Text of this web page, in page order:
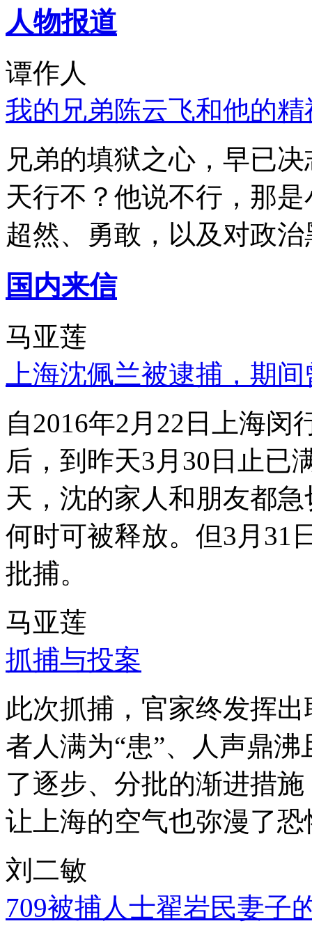
人物报道
谭作人
我的兄弟陈云飞和他的
兄弟的填狱之心，早已
天行不？他说不行，那
超然、勇敢，以及对政
国内来信
马亚莲
上海沈佩兰被逮捕，期
自2016年2月22日上海
后，到昨天3月30日止已
天，沈的家人和朋友都
何时可被释放。但3月31
批捕。
马亚莲
抓捕与投案
此次抓捕，官家终发挥
者人满为“患”、人声鼎
了逐步、分批的渐进措
让上海的空气也弥漫了
刘二敏
709被捕人士翟岩民妻子